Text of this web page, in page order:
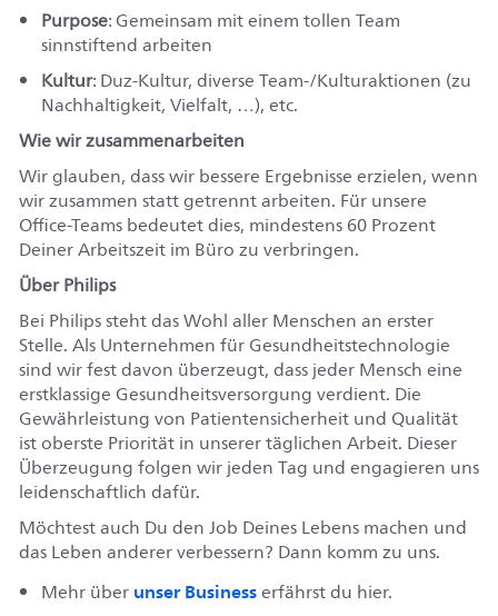
Purpose: Gemeinsam mit einem tollen Team
sinnstiftend arbeiten
Kultur: Duz-Kultur, diverse Team-/Kulturaktionen (zu
Nachhaltigkeit, Vielfalt, …), etc.
Wie wir zusammenarbeiten
Wir glauben, dass wir bessere Ergebnisse erzielen, wenn
wir zusammen statt getrennt arbeiten. Für unsere
Office-Teams bedeutet dies, mindestens 60 Prozent
Deiner Arbeitszeit im Büro zu verbringen.
Über Philips
Bei Philips steht das Wohl aller Menschen an erster
Stelle. Als Unternehmen für Gesundheitstechnologie
sind wir fest davon überzeugt, dass jeder Mensch eine
erstklassige Gesundheitsversorgung verdient. Die
Gewährleistung von Patientensicherheit und Qualität
ist oberste Priorität in unserer täglichen Arbeit. Dieser
Überzeugung folgen wir jeden Tag und engagieren uns
leidenschaftlich dafür.
Möchtest auch Du den Job Deines Lebens machen und
das Leben anderer verbessern? Dann komm zu uns.
Mehr überunser Businesserfährst du hier.